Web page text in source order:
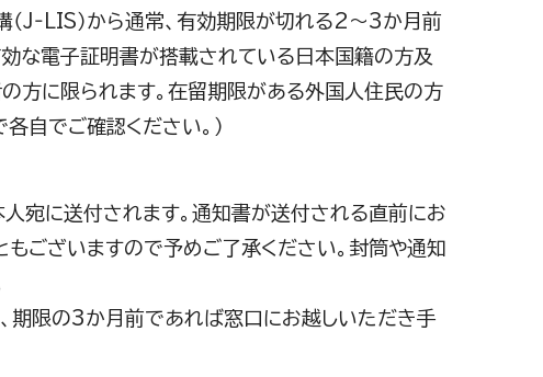
J‐LIS）から通常、有効期限が切れる2～3か月前
な電子証明書が搭載されている日本国籍の方及
方に限られます。在留期限がある外国人住民の方
自でご確認ください。）
人宛に送付されます。通知書が送付される直前にお
ございますので予めご了承ください。封筒や通知
限の3か月前であれば窓口にお越しいただき手